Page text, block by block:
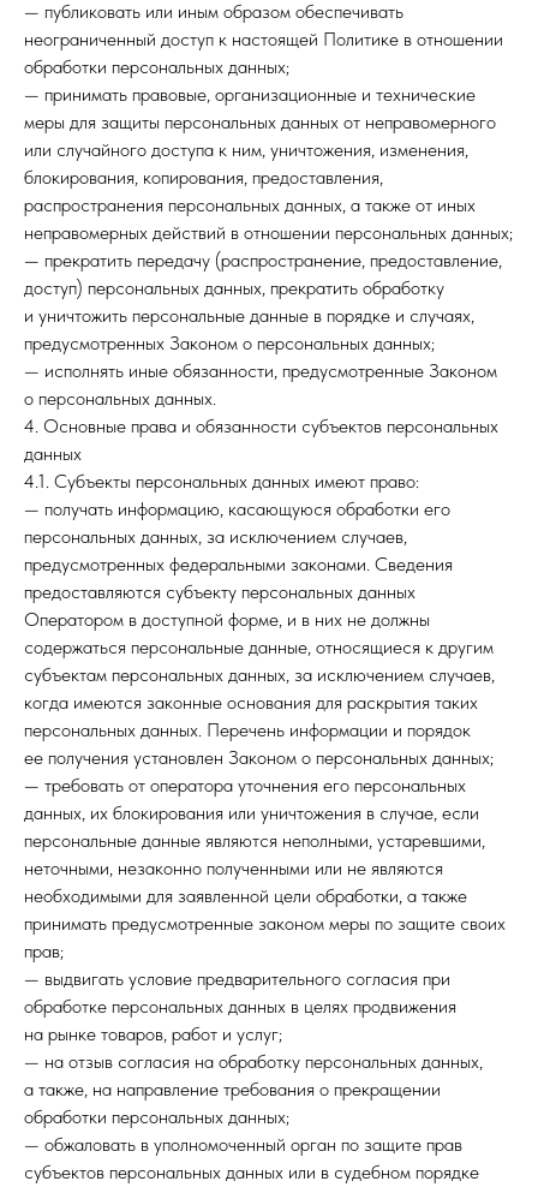
— публиковать или иным образом обеспечивать
неограниченный доступ к настоящей Политике в отношении
обработки персональных данных;
— принимать правовые, организационные и технические
меры для защиты персональных данных от неправомерного
или случайного доступа к ним, уничтожения, изменения,
блокирования, копирования, предоставления,
распространения персональных данных, а также от иных
неправомерных действий в отношении персональных данных;
— прекратить передачу (распространение, предоставление,
доступ) персональных данных, прекратить обработку
и уничтожить персональные данные в порядке и случаях,
предусмотренных Законом о персональных данных;
— исполнять иные обязанности, предусмотренные Законом
о персональных данных.
4. Основные права и обязанности субъектов персональных
данных
4.1. Субъекты персональных данных имеют право:
— получать информацию, касающуюся обработки его
персональных данных, за исключением случаев,
предусмотренных федеральными законами. Сведения
предоставляются субъекту персональных данных
Оператором в доступной форме, и в них не должны
содержаться персональные данные, относящиеся к другим
субъектам персональных данных, за исключением случаев,
когда имеются законные основания для раскрытия таких
персональных данных. Перечень информации и порядок
ее получения установлен Законом о персональных данных;
— требовать от оператора уточнения его персональных
данных, их блокирования или уничтожения в случае, если
персональные данные являются неполными, устаревшими,
неточными, незаконно полученными или не являются
необходимыми для заявленной цели обработки, а также
принимать предусмотренные законом меры по защите своих
прав;
— выдвигать условие предварительного согласия при
обработке персональных данных в целях продвижения
на рынке товаров, работ и услуг;
— на отзыв согласия на обработку персональных данных,
а также, на направление требования о прекращении
обработки персональных данных;
— обжаловать в уполномоченный орган по защите прав
субъектов персональных данных или в судебном порядке